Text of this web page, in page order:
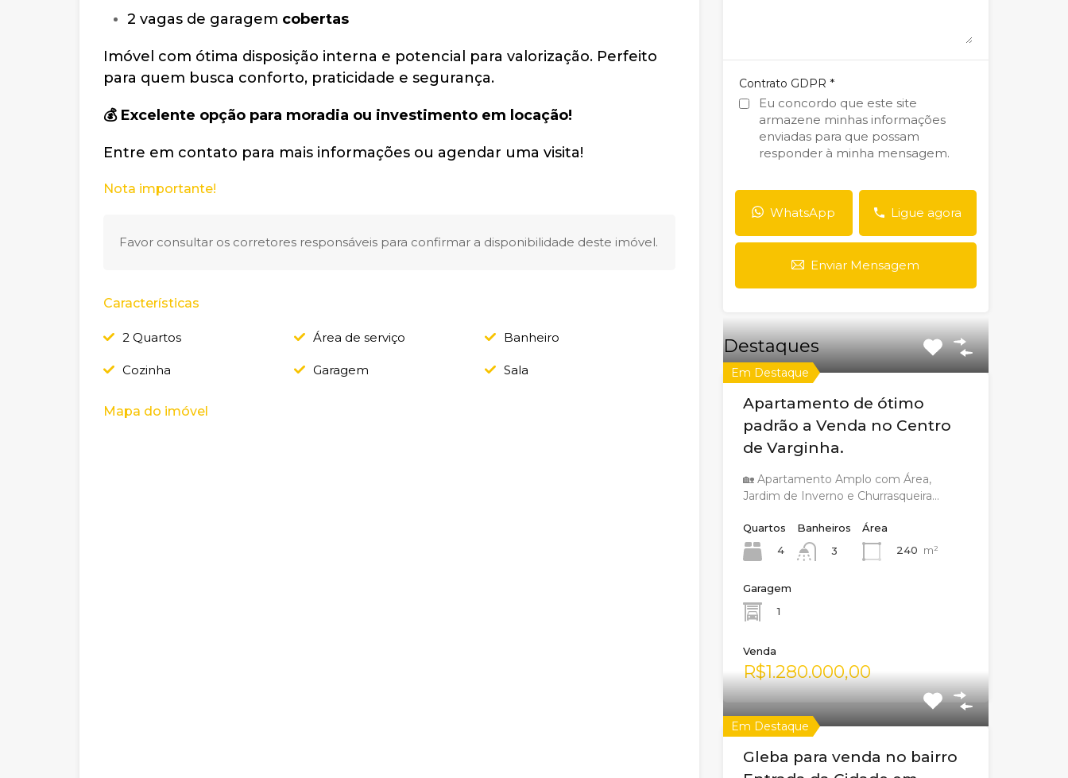
2 vagas de garagem cobertas
Imóvel com ótima disposição interna e potencial para valorização. Perfeito
para quem busca conforto, praticidade e segurança.
💰 Excelente opção para moradia ou investimento em locação!
Entre em contato para mais informações ou agendar uma visita!
Nota importante!
Favor consultar os corretores responsáveis para confirmar a disponibilidade deste imóvel.
Características
2 Quartos Área de serviço Banheiro
Cozinha Garagem Sala
Mapa do imóvel
Contrato GDPR *
Eu concordo que este site
armazene minhas informações
enviadas para que possam
responder à minha mensagem.
WhatsApp Ligue agora
Enviar Mensagem
Destaques
Em Destaque
Apartamento de ótimo
padrão a Venda no Centro
de Varginha.
🏡 Apartamento Amplo com Área,
Jardim de Inverno e Churrasqueira…
Quartos
4
Banheiros
3
Área
240 m²
Garagem
1
Venda
R$1.280.000,00
Em Destaque
Gleba para venda no bairro